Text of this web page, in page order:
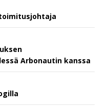
Arbonautin kanssa